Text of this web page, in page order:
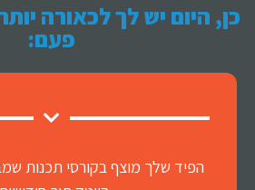
כן, היום יש לך לכאורה
פעם:
הפיד שלך מוצף בקורסי תכנות